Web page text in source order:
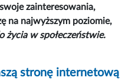
zainteresowania,
na najwyższym poziomie,
życia w społeczeństwie.
stronę internetową